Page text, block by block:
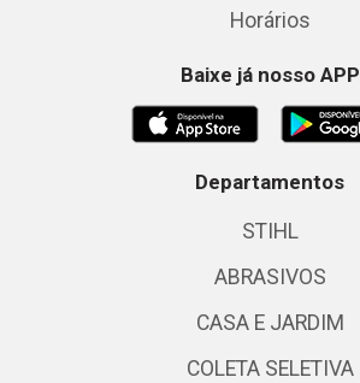
Horários
Baixe já nosso APP
Departamentos
STIHL
ABRASIVOS
CASA E JARDIM
COLETA SELETIVA